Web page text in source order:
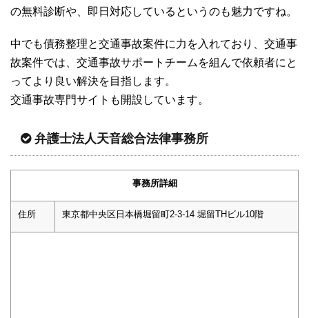
の無料診断や、即日対応しているというのも魅力ですね。
中でも債務整理と交通事故案件に力を入れており、交通事
故案件では、交通事故サポートチームを組んで依頼者にと
ってより良い解決を目指します。
交通事故専門サイトも開設しています。
弁護士法人天音総合法律事務所
事務所詳細
住所 東京都中央区日本橋堀留町2-3-14 堀留THビル10階